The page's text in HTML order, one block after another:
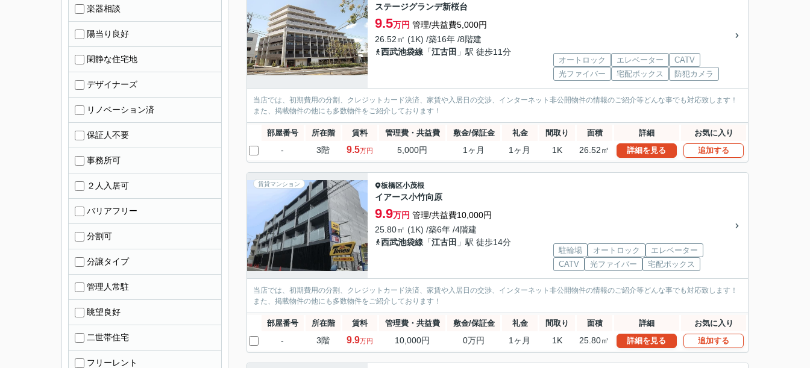
ステージグランデ新桜台
9.5万円 管理/共益費5,000円
26.52㎡ (1K) /築16年 /8階建
西武池袋線 「江古田 」駅 徒歩11分
オートロック エレベーター
CATV
光ファイバー
宅配ボックス 防犯カメラ
当店では、初期費用の分割、クレジットカード決済、家賃や入居日の交渉、インターネット非公開物件の情報のご紹介等どんな事でも対応致します！
また、掲載物件の他にも多数物件をご紹介しております！
部屋番号 所在階 賃料 管理費・共益費 敷金/保証金 礼金 間取り 面積 詳細 お気に入り
- 3階 9.5万円 5,000円 1ヶ月 1ヶ月 1K 26.52㎡ 詳細を見る 追加する
賃貸マンション 板橋区小茂根
イアース小竹向原
9.9万円 管理/共益費10,000円
25.80㎡ (1K) /築6年 /4階建
西武池袋線 「江古田 」駅 徒歩14分
駐輪場 オートロック
エレベーター
CATV
光ファイバー 宅配ボックス
当店では、初期費用の分割、クレジットカード決済、家賃や入居日の交渉、インターネット非公開物件の情報のご紹介等どんな事でも対応致します！
また、掲載物件の他にも多数物件をご紹介しております！
部屋番号 所在階 賃料 管理費・共益費 敷金/保証金 礼金 間取り 面積 詳細 お気に入り
- 3階 9.9万円 10,000円 0万円 1ヶ月 1K 25.80㎡ 詳細を見る 追加する
楽器相談
陽当り良好
閑静な住宅地
デザイナーズ
リノベーション済
保証人不要
事務所可
２人入居可
バリアフリー
分割可
分譲タイプ
管理人常駐
眺望良好
二世帯住宅
フリーレント